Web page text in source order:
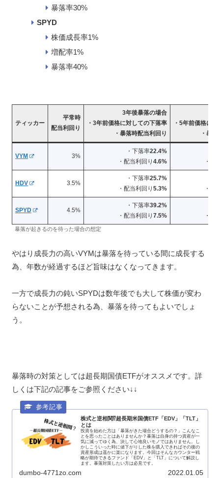
暴落率30%
SPYD
株価成長率1%
増配率1%
暴落率40%
ティッカー
平常時
配当利回り
3年後暴落の場合
・3年前価格に対しての下落率
・暴落時配当利回り
・5年前価格に
・暴
VYM 3%
・下落率22.4%
・配当利回り 4.6%
・配
HDV 3.5%
・下落率25.7%
・配当利回り 5.3%
・配
SPYD 4.5%
・下落率39.2%
・配当利回り 7.5%
・配
暴落が起きるのを待った場合の想定
やはり成長力の高いVYMは暴落を待っている間に成長する
為、年数が経過するほど旨味はなくなってきます。
一方で成長力の鈍いSPYDは数年後でも大して株価が変わ
らないことが予想される為、暴落を待ってもよいでしょ
う。
暴落時の対策としては超長期国債ETFがオススメです。詳
しくは下記の記事をご参照ください↓↓
株式と逆相関⁉超長期米国債ETF「EDV」「TLT」
とは
投資を始めた方は「暴落がきた場合どうするの？」こんなこ
とを思ったことはありませんか？暴落は自身の持つ資産が一
気に減ってゆく為、決して心地良いモノではありません。し
かしこういった時に値下がりした株を購入できればその後の
資産形成は遥かに楽になります。今回はそんなカウンター戦
略が期待できるファンド「EDV」と「TLT」について解説し
ます。暴落対策したい方は必見です。
dumbo-4771zo.com 2022.01.05